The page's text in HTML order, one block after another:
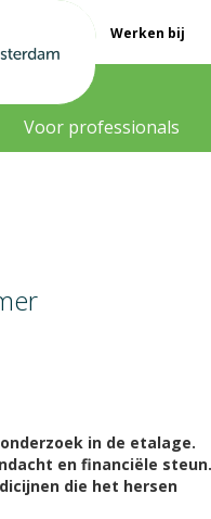
Werken bij
Voor professionals
in de etalage.
en financiële steun.
die het hersen